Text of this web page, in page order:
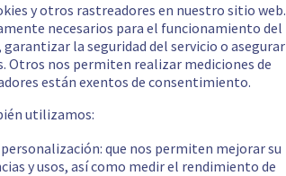
y otros rastreadores en nuestro sitio web.
necesarios para el funcionamiento del
la seguridad del servicio o asegurar
Otros nos permiten realizar mediciones de
están exentos de consentimiento.
utilizamos:
que nos permiten mejorar su
y usos, así como medir el rendimiento de